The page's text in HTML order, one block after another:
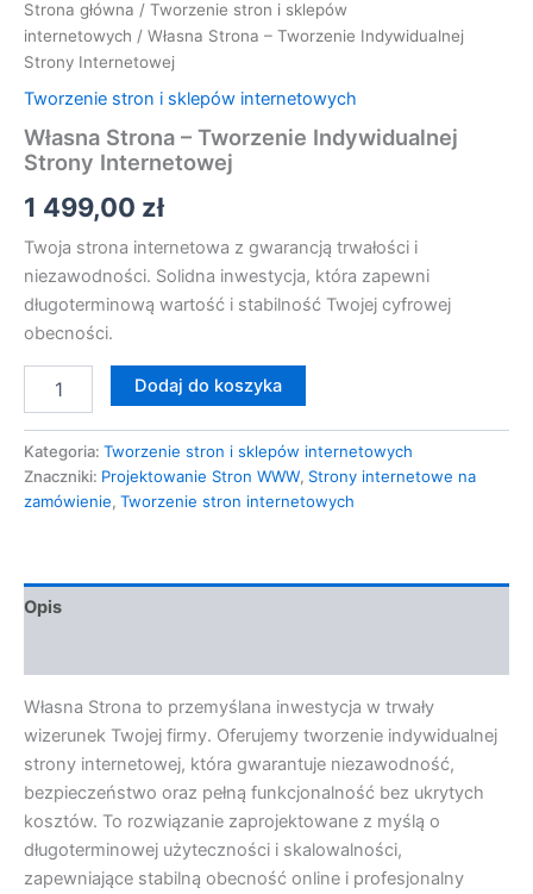
Strona główna / Tworzenie stron i sklepów
internetowych / Własna Strona – Tworzenie Indywidualnej
Strony Internetowej
Tworzenie stron i sklepów internetowych
Własna Strona – Tworzenie Indywidualnej
Strony Internetowej
1 499,00 zł
Twoja strona internetowa z gwarancją trwałości i
niezawodności. Solidna inwestycja, która zapewni
długoterminową wartość i stabilność Twojej cyfrowej
obecności.
Dodaj do koszyka
Kategoria: Tworzenie stron i sklepów internetowych
Znaczniki: Projektowanie Stron WWW, Strony internetowe na
zamówienie, Tworzenie stron internetowych
Opis
Własna Strona to przemyślana inwestycja w trwały
wizerunek Twojej firmy. Oferujemy tworzenie indywidualnej
strony internetowej, która gwarantuje niezawodność,
bezpieczeństwo oraz pełną funkcjonalność bez ukrytych
kosztów. To rozwiązanie zaprojektowane z myślą o
długoterminowej użyteczności i skalowalności,
zapewniające stabilną obecność online i profesjonalny